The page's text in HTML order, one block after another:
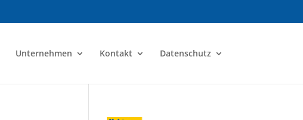
Unternehmen Kontakt Datenschutz